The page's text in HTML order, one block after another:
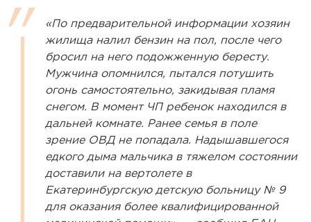
«По предварительной информации хозяин
жилища налил бензин на пол, после чего
бросил на него подожженную бересту.
Мужчина опомнился, пытался потушить
огонь самостоятельно, закидывая пламя
снегом. В момент ЧП ребенок находился в
дальней комнате. Ранее семья в поле
зрение ОВД не попадала. Надышавшегося
едкого дыма мальчика в тяжелом состоянии
доставили на вертолете в
Екатеринбургскую детскую больницу № 9
для оказания более квалифицированной